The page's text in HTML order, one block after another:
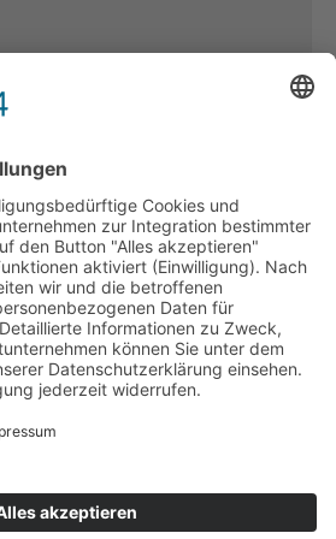
– Alle Rechte vorbehalten
Home
Kontakt